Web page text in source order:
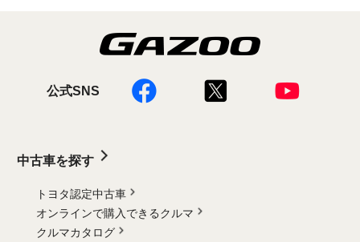
公式SNS
中古車を探す
トヨタ認定中古車
オンラインで購入できるクルマ
クルマカタログ